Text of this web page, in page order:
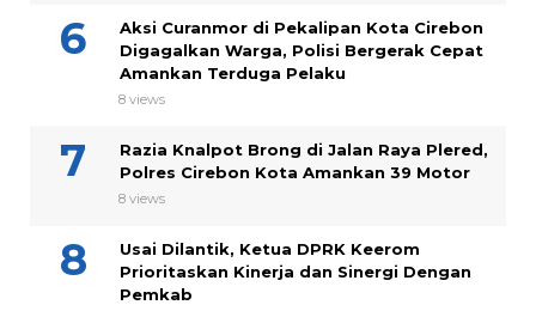
Aksi Curanmor di Pekalipan Kota Cirebon
Digagalkan Warga, Polisi Bergerak Cepat
Amankan Terduga Pelaku
8 views
Razia Knalpot Brong di Jalan Raya Plered,
Polres Cirebon Kota Amankan 39 Motor
8 views
Usai Dilantik, Ketua DPRK Keerom
Prioritaskan Kinerja dan Sinergi Dengan
Pemkab